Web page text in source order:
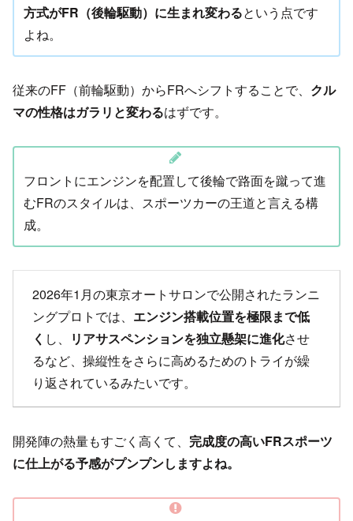
方式がFR（後輪駆動）に生まれ変わるという点です
よね。
従来のFF（前輪駆動）からFRへシフトすることで、 クル
マの性格はガラリと変わるはずです。
フロントにエンジンを配置して後輪で路面を蹴って進
むFRのスタイルは、スポーツカーの王道と言える構
成。
2026年1月の東京オートサロンで公開されたランニ
ングプロトでは、 エンジン搭載位置を極限まで低
く し、 リアサスペンションを独立懸架に進化させ
るなど、操縦性をさらに高めるためのトライが繰
り返されているみたいです。
開発陣の熱量もすごく高くて、 完成度の高いFRスポーツ
に仕上がる予感がプンプンしますよね。